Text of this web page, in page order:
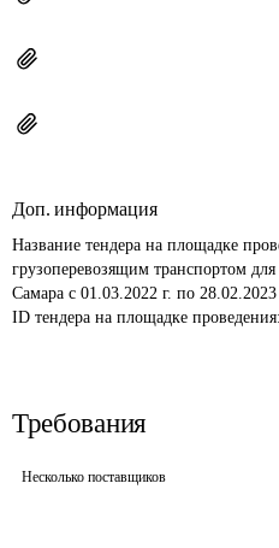
Доп. информация
Название тендера на площадке
грузоперевозящим транспортом
Самара с 01.03.2022 г. по 28.02.2023
ID тендера на площадке проведения:
Требования
Несколько поставщиков